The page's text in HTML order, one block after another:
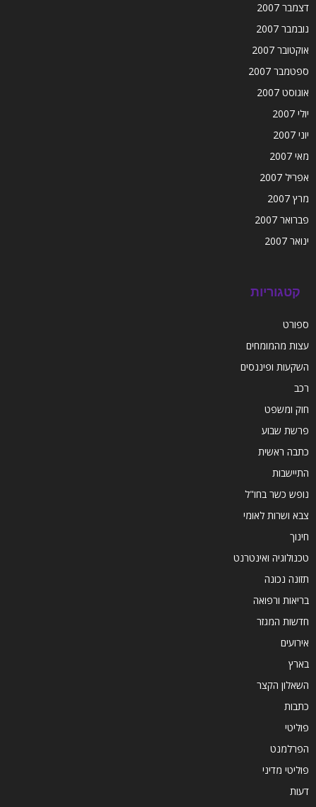
דצמבר 2007
נובמבר 2007
אוקטובר 2007
ספטמבר 2007
אוגוסט 2007
יולי 2007
יוני 2007
מאי 2007
אפריל 2007
מרץ 2007
פברואר 2007
ינואר 2007
קטגוריות
ספורט
עצות מהמומחים
השקעות ופיננסים
רכב
חוק ומשפט
פרשת שבוע
כתבה ראשית
התיישבות
נופש כשר בחו"ל
צבא ושרות לאומי
חינוך
טכנולוגיה ואינטרנט
תזונה נכונה
בריאות ורפואה
חדשות המגזר
אירועים
בארץ
השאלון הקצר
כתבות
פוליטי
הפרלמנט
פוליטי מדיני
דעות